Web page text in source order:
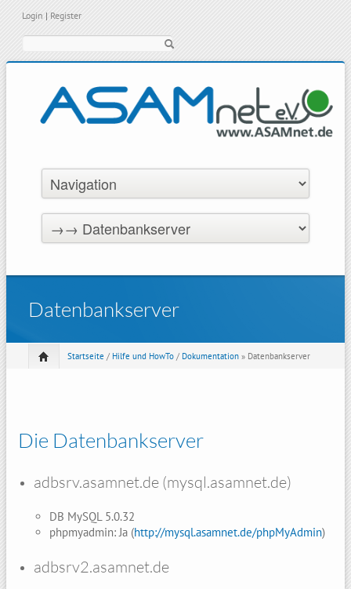
Login | Register
Datenbankserver
Startseite / Hilfe und HowTo / Dokumentation » Datenbankserver
Die Datenbankserver
adbsrv.asamnet.de (mysql.asamnet.de)
DB MySQL 5.0.32
phpmyadmin: Ja (http://mysql.asamnet.de/phpMyAdmin)
adbsrv2.asamnet.de